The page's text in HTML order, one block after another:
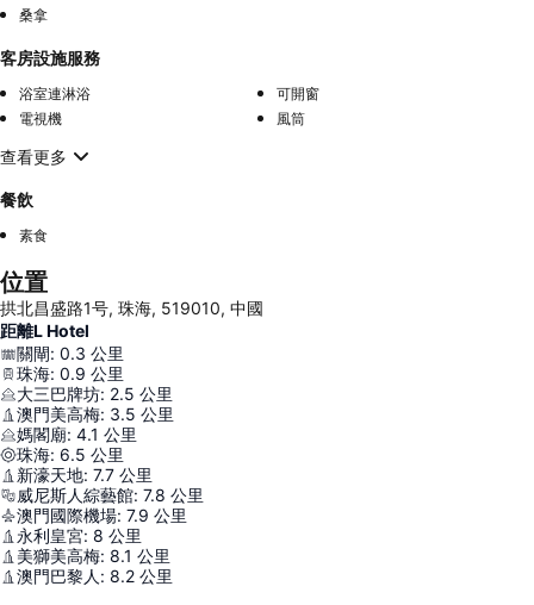
桑拿
客房設施服務
浴室連淋浴
可開窗
電視機
風筒
查看更多
餐飲
素食
位置
拱北昌盛路1号, 珠海, 519010, 中國
距離L Hotel
關閘: 0.3 公里
珠海: 0.9 公里
大三巴牌坊: 2.5 公里
澳門美高梅: 3.5 公里
媽閣廟: 4.1 公里
珠海: 6.5 公里
新濠天地: 7.7 公里
威尼斯人綜藝館: 7.8 公里
澳門國際機場: 7.9 公里
永利皇宮: 8 公里
美獅美高梅: 8.1 公里
澳門巴黎人 : 8.2 公里